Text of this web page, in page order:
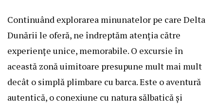
Continuând explorarea minunatelor pe care Delta
Dunării le oferă, ne îndreptăm atenția către
experiențe unice, memorabile. O excursie în
această zonă uimitoare presupune mult mai mult
decât o simplă plimbare cu barca. Este o aventură
autentică, o conexiune cu natura sălbatică și